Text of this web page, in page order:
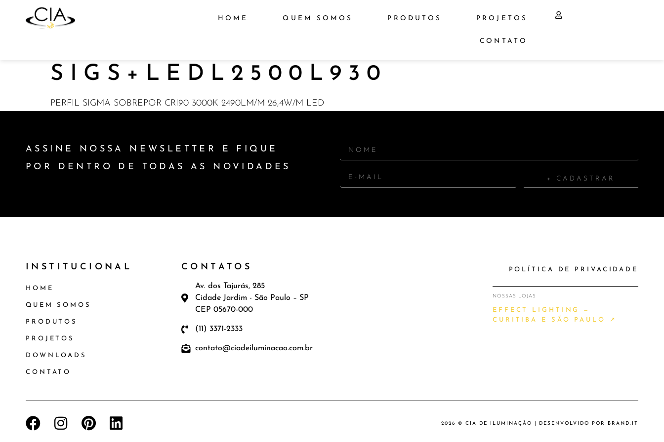
HOME QUEM SOMOS PRODUTOS PROJETOS
CONTATO
SIGS+LEDL2500L930
PERFIL SIGMA SOBREPOR CRI90 3000K 2490LM/M 26,4W/M LED
ASSINE NOSSA NEWSLETTER E FIQUE
POR DENTRO DE TODAS AS NOVIDADES
+ CADASTRAR
INSTITUCIONAL
HOME
QUEM SOMOS
PRODUTOS
PROJETOS
DOWNLOADS
CONTATO
CONTATOS
Av. dos Tajurás, 285
Cidade Jardim - São Paulo – SP
CEP 05670-000
(11) 3371-2333
contato@ciadeiluminacao.com.br
POLÍTICA DE PRIVACIDADE
NOSSAS LOJAS
EFFECT LIGHTING —
CURITIBA E SÃO PAULO ↗
2026 © CIA DE ILUMINAÇÃO | DESENVOLVIDO POR BRAND.IT